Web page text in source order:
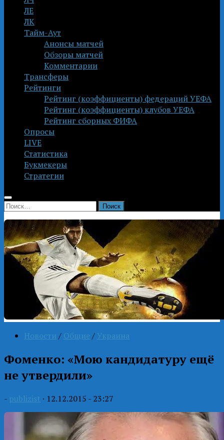
ЛЕ
ЛК
Тайм-Аут
Анонсы матчей
Обзоры матчей
Комментарии
Трансферы
Рейтинги
Рейтинг (коэффициенты) федераций УЕФА
Рейтинг (коэффициенты) клубов УЕФА
Рейтинг сборных ФИФА
Опросы
LIVE
Статистика
Букмекеры
Стратегии
Найти:
Новости / Общие / Украина
Фоменко: «Мою кандидатуру ещё
не утвердили»
- publizist · 12.12.2015 - 23:27